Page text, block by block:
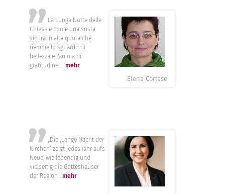
”
La Lunga Notte delle
Chiese è come una sosta
sicura in alta quota che
riempie lo sguardo di
bellezza e l'anima di
gratitudine"....mehr
Elena Cortese
”
„Die ‚Lange Nacht der
Kirchen‘ zeigt jedes Jahr aufs
Neue, wie lebendig und
vielseitig die Gotteshäuser
der Region...mehr